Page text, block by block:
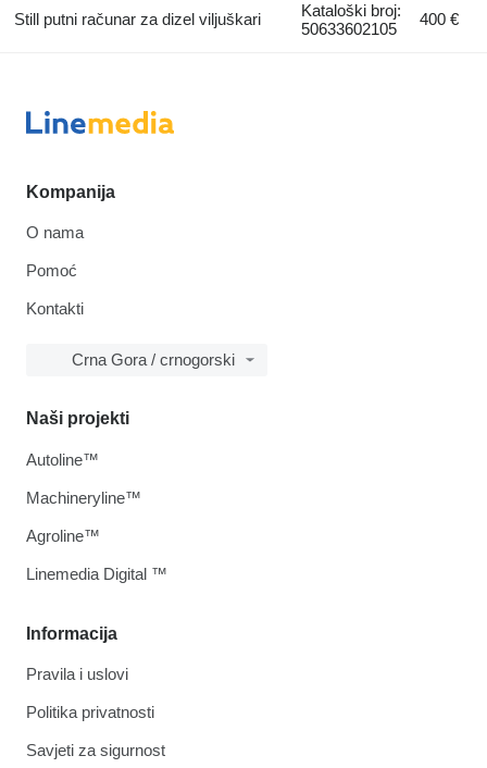
Still putni računar za dizel viljuškari
Kataloški broj:
50633602105
400 €
Kompanija
O nama
Pomoć
Kontakti
Crna Gora / crnogorski
Informacija
Pravila i uslovi
Politika privatnosti
Savjeti za sigurnost
Naši projekti
Autoline™
Machineryline™
Agroline™
Linemedia Digital ™